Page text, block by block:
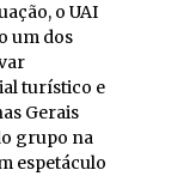
o UAI
um dos
turístico e
Gerais
grupo na
espetáculo